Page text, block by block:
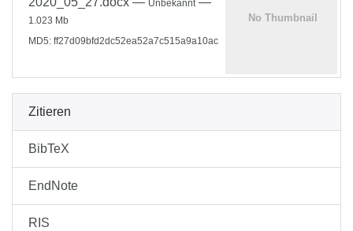
Unbekannt
1.023 Mb
MD5: ff27d09bfd2dc52ea52a7c515a9a10ac
Zitieren
BibTeX
EndNote
RIS